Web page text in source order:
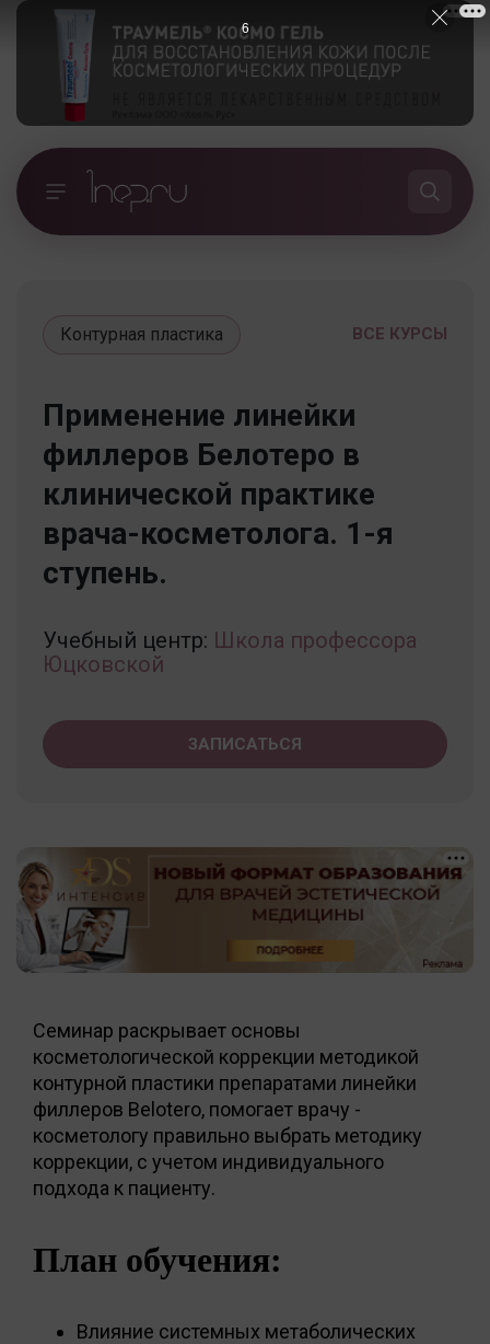
ВСЕ КУРСЫ
Контурная пластика
Применение линейки
филлеров Белотеро в
клинической практике
врача-косметолога. 1-я
ступень.
Учебный центр: Школа профессора
Юцковской
ЗАПИСАТЬСЯ
Семинар раскрывает основы
косметологической коррекции методикой
контурной пластики препаратами линейки
филлеров Belotero, помогает врачу -
косметологу правильно выбрать методику
коррекции, с учетом индивидуального
подхода к пациенту.
План обучения:
Влияние системных метаболических
5